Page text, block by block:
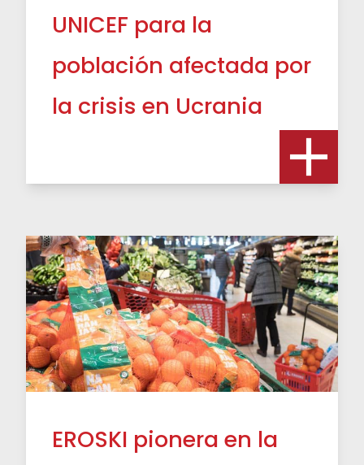
UNICEF para la
población afectada por
la crisis en Ucrania
EROSKI pionera en la